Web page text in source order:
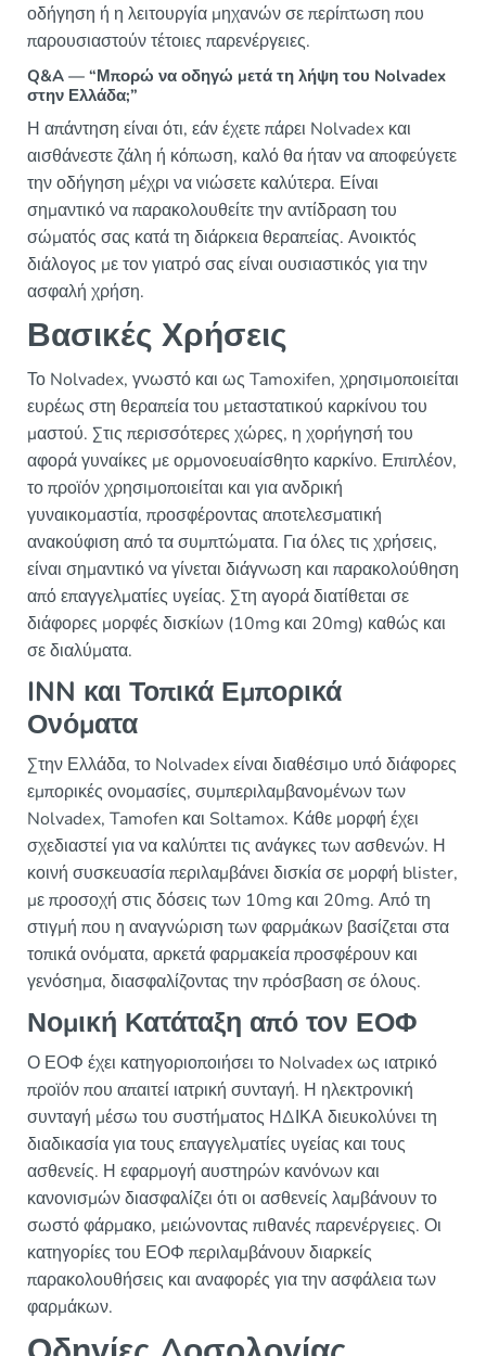
οδήγηση ή η λειτουργία μηχανών σε περίπτωση που
παρουσιαστούν τέτοιες παρενέργειες.
Q&A — “Μπορώ να οδηγώ μετά τη λήψη του Nolvadex
στην Ελλάδα;”
Η απάντηση είναι ότι, εάν έχετε πάρει Nolvadex και
αισθάνεστε ζάλη ή κόπωση, καλό θα ήταν να αποφεύγετε
την οδήγηση μέχρι να νιώσετε καλύτερα. Είναι
σημαντικό να παρακολουθείτε την αντίδραση του
σώματός σας κατά τη διάρκεια θεραπείας. Ανοικτός
διάλογος με τον γιατρό σας είναι ουσιαστικός για την
ασφαλή χρήση.
Βασικές Χρήσεις
Το Nolvadex, γνωστό και ως Tamoxifen, χρησιμοποιείται
ευρέως στη θεραπεία του μεταστατικού καρκίνου του
μαστού. Στις περισσότερες χώρες, η χορήγησή του
αφορά γυναίκες με ορμονοευαίσθητο καρκίνο. Επιπλέον,
το προϊόν χρησιμοποιείται και για ανδρική
γυναικομαστία, προσφέροντας αποτελεσματική
ανακούφιση από τα συμπτώματα. Για όλες τις χρήσεις,
είναι σημαντικό να γίνεται διάγνωση και παρακολούθηση
από επαγγελματίες υγείας. Στη αγορά διατίθεται σε
διάφορες μορφές δισκίων (10mg και 20mg) καθώς και
σε διαλύματα.
INN και Τοπικά Εμπορικά
Ονόματα
Στην Ελλάδα, το Nolvadex είναι διαθέσιμο υπό διάφορες
εμπορικές ονομασίες, συμπεριλαμβανομένων των
Nolvadex, Tamofen και Soltamox. Κάθε μορφή έχει
σχεδιαστεί για να καλύπτει τις ανάγκες των ασθενών. Η
κοινή συσκευασία περιλαμβάνει δισκία σε μορφή blister,
με προσοχή στις δόσεις των 10mg και 20mg. Από τη
στιγμή που η αναγνώριση των φαρμάκων βασίζεται στα
τοπικά ονόματα, αρκετά φαρμακεία προσφέρουν και
γενόσημα, διασφαλίζοντας την πρόσβαση σε όλους.
Νομική Κατάταξη από τον ΕΟΦ
Ο ΕΟΦ έχει κατηγοριοποιήσει το Nolvadex ως ιατρικό
προϊόν που απαιτεί ιατρική συνταγή. Η ηλεκτρονική
συνταγή μέσω του συστήματος ΗΔΙΚΑ διευκολύνει τη
διαδικασία για τους επαγγελματίες υγείας και τους
ασθενείς. Η εφαρμογή αυστηρών κανόνων και
κανονισμών διασφαλίζει ότι οι ασθενείς λαμβάνουν το
σωστό φάρμακο, μειώνοντας πιθανές παρενέργειες. Οι
κατηγορίες του ΕΟΦ περιλαμβάνουν διαρκείς
παρακολουθήσεις και αναφορές για την ασφάλεια των
φαρμάκων.